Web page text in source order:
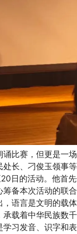
诵比赛，但更是一
处长、刁俊玉领事
日的活动。他首
筹备本次活动的联
，语言是文明的载
承载着中华民族数
学习发音、识字和